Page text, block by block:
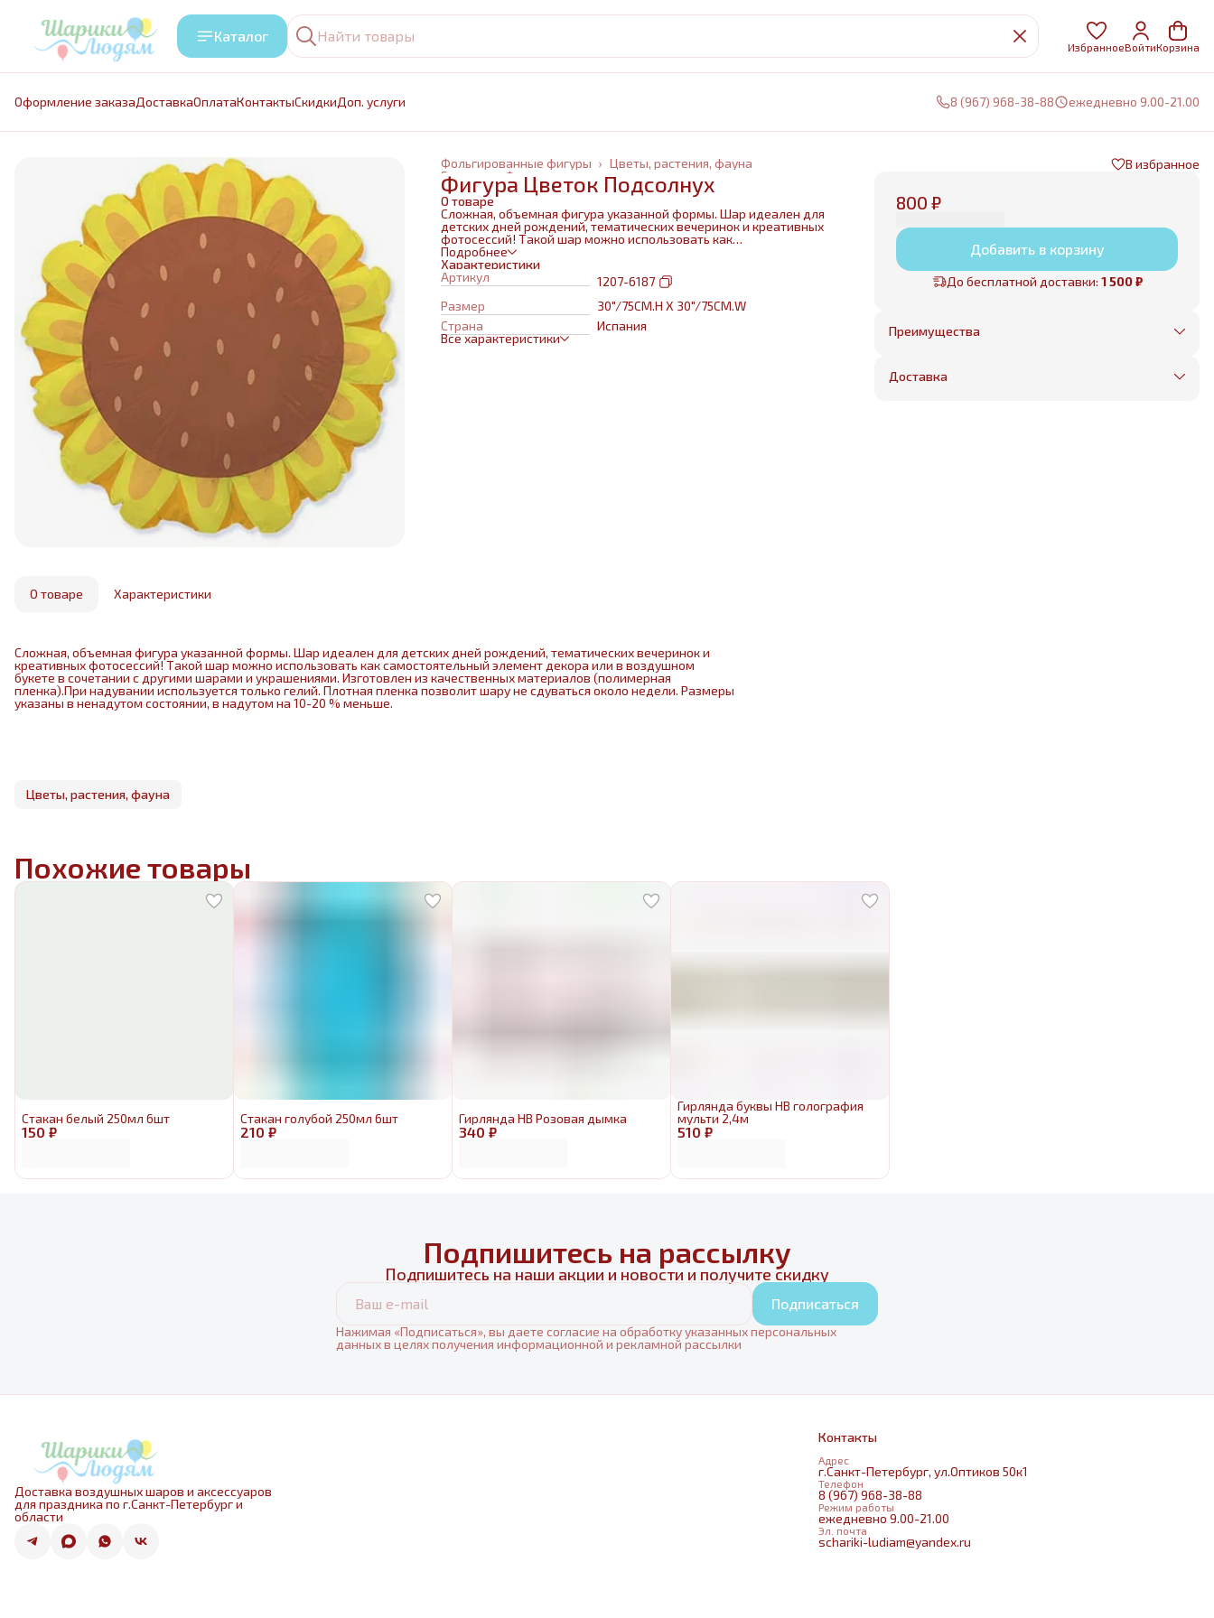
Каталог
ИзбранноеВойтиКорзина
Оформление заказаДоставкаОплатаКонтактыCкидкиДоп. услуги 8 (967) 968-38-88 ежедневно 9.00-21.00
Цветы, растения, фауна
Фольгированные фигуры ›
Фольгированные шары
Главная
Фигура Цветок Подсолнух
О товаре
Сложная, объемная фигура указанной формы. Шар идеален для
детских дней рождений, тематических вечеринок и креативных
фотосессий! Такой шар можно использовать как
самостоятельный элемент декора или в воздушном букете в
сочетании с другими шарами и украшениями. Изготовлен из
качественных материалов (полимерная пленка).При надувании
используется только гелий. Плотная пленка позволит шару не
сдуваться около недели. Размеры указаны в ненадутом
состоянии, в надутом на 10-20 % меньше.
Подробнее
Характеристики
Артикул
1207-6187
Размер
30"/75CM.H X 30"/75CM.W
Страна
Испания
Все характеристики
В избранное
800 ₽
Добавить в корзину
До бесплатной доставки: 1 500 ₽
Преимущества
Оплата частями в Сплит
Бесплатная доставка в пределах КАД
Доставка
О товаре Характеристики
Сложная, объемная фигура указанной формы. Шар идеален для детских дней рождений, тематических вечеринок и
креативных фотосессий! Такой шар можно использовать как самостоятельный элемент декора или в воздушном
букете в сочетании с другими шарами и украшениями. Изготовлен из качественных материалов (полимерная
пленка).При надувании используется только гелий. Плотная пленка позволит шару не сдуваться около недели. Размеры
указаны в ненадутом состоянии, в надутом на 10-20 % меньше.
Цветы, растения, фауна
Похожие товары
150 ₽
Стакан белый 250мл 6шт
210 ₽
Стакан голубой 250мл 6шт
340 ₽
Гирлянда HB Розовая дымка
510 ₽
Гирлянда буквы HB голография
мульти 2,4м
Подпишитесь на рассылку
Подпишитесь на наши акции и новости и получите скидку
Подписаться
Нажимая «Подписаться», вы даете согласие на обработку указанных персональных
данных в целях получения информационной и рекламной рассылки
Доставка воздушных шаров и аксессуаров
для праздника по г.Санкт-Петербург и
области
Контакты
Адрес
г.Санкт-Петербург, ул.Оптиков 50к1
Телефон
8 (967) 968-38-88
Режим работы
ежедневно 9.00-21.00
Эл. почта
schariki-ludiam@yandex.ru